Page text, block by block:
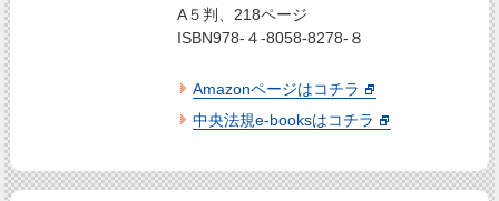
A５判、218ページ
ISBN978-４-8058-8278-８
Amazonページはコチラ
中央法規e-booksはコチラ